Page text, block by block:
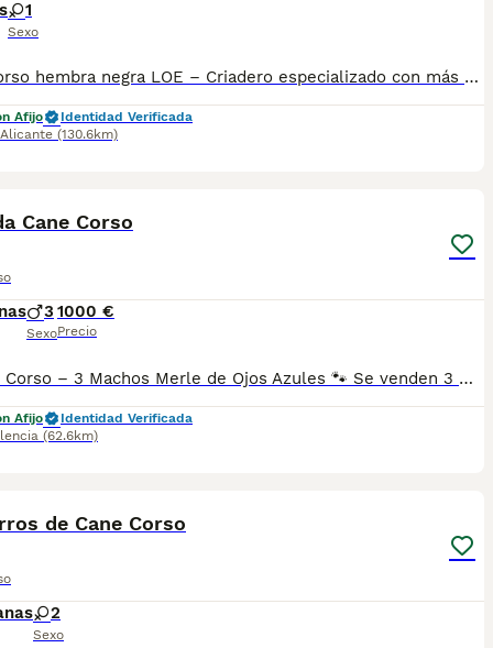
1
Sexo
Cane Corso hembra negra LOE – Criadero especializado con más de 15 años de experiencia 🐾 Preciosa hembra de Cane Corso de color negro disponible. Somos un criadero especializado en la raza Cane Corso, con más de 15 años de experiencia y dedicación a la selección y crianza responsable. Nuestra cachorra se entrega con toda la documentación oficial: ✅ Pedigrí oficial LOE (RSCE) ✅ Microchip identificado ✅ Pasaporte veterinario europeo ✅ Vacunas correspondientes a su edad (la próxima vacunación será dentro de un año) ✅ Desparasitaciones realizadas según su edad ✅ Certificado veterinario de salud La cachorra crece en un entorno familiar, con cuidados diarios, atención veterinaria y una correcta socialización desde pequeña. Ofrecemos asesoramiento a nuestros clientes antes y después de la entrega del cachorro, acompañando a las familias durante toda la vida del perro. Si buscas una Cane Corso con garantías, excelente procedencia y documentación oficial, estaremos encantados de darte más información, fotos y vídeos. 📩 WhatsApp: 34 607 26 87 12
Afijo
Identidad Verificada
Alicante (130.6km)
Cane Corso
3
Sexo
1000 €
Precio
🐾 Cane Corso – 3 Machos Merle de Ojos Azules 🐾 Se venden 3 magníficos cachorros de Cane Corso, machos, de color merle con preciosos ojos azules, nacidos el 15 de junio. Son cachorros fuertes, sanos, muy bien cuidados y criados en un ambiente familiar, donde reciben atención y socialización desde el primer día. Ideales para quienes buscan un compañero fiel, equilibrado y de excelente calidad. ✅ Criadero con certificado. ✅ Núcleo zoológico autorizado. ✅ Criados en ambiente familiar. ✅ Excelente carácter y gran presencia. La entrega se realiza exclusivamente en persona y en una clínica veterinaria, garantizando así la máxima seguridad y transparencia para ambas partes. 💶 Precio: 1.000 € Si estás buscando un Cane Corso de calidad, criado con dedicación y todas las garantías, no dudes en ponerte en contacto para más información, fotos o vídeos de los cachorros.
Afijo
Identidad Verificada
(62.6km)
de Cane Corso
2
Sexo